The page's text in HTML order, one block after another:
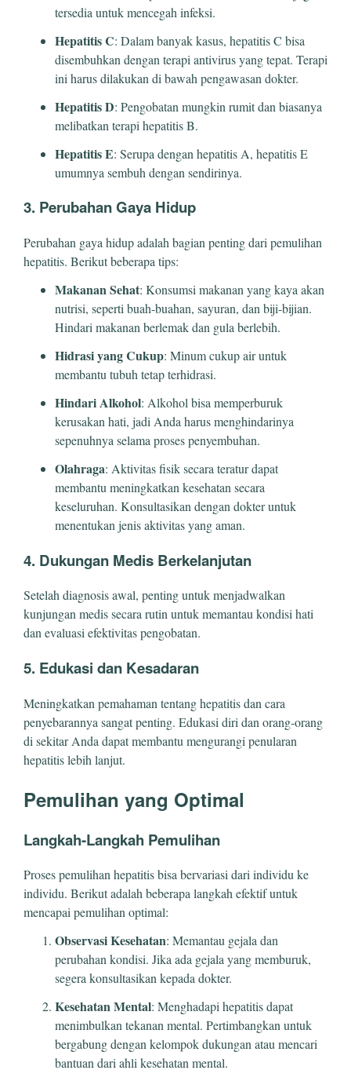
tersedia untuk mencegah infeksi.
Hepatitis C: Dalam banyak kasus, hepatitis C bisa
disembuhkan dengan terapi antivirus yang tepat. Terapi
ini harus dilakukan di bawah pengawasan dokter.
Hepatitis D: Pengobatan mungkin rumit dan biasanya
melibatkan terapi hepatitis B.
Hepatitis E: Serupa dengan hepatitis A, hepatitis E
umumnya sembuh dengan sendirinya.
3. Perubahan Gaya Hidup
Perubahan gaya hidup adalah bagian penting dari pemulihan
hepatitis. Berikut beberapa tips:
Makanan Sehat: Konsumsi makanan yang kaya akan
nutrisi, seperti buah-buahan, sayuran, dan biji-bijian.
Hindari makanan berlemak dan gula berlebih.
Hidrasi yang Cukup: Minum cukup air untuk
membantu tubuh tetap terhidrasi.
Hindari Alkohol: Alkohol bisa memperburuk
kerusakan hati, jadi Anda harus menghindarinya
sepenuhnya selama proses penyembuhan.
Olahraga: Aktivitas fisik secara teratur dapat
membantu meningkatkan kesehatan secara
keseluruhan. Konsultasikan dengan dokter untuk
menentukan jenis aktivitas yang aman.
4. Dukungan Medis Berkelanjutan
Setelah diagnosis awal, penting untuk menjadwalkan
kunjungan medis secara rutin untuk memantau kondisi hati
dan evaluasi efektivitas pengobatan.
5. Edukasi dan Kesadaran
Meningkatkan pemahaman tentang hepatitis dan cara
penyebarannya sangat penting. Edukasi diri dan orang-orang
di sekitar Anda dapat membantu mengurangi penularan
hepatitis lebih lanjut.
Pemulihan yang Optimal
Langkah-Langkah Pemulihan
Proses pemulihan hepatitis bisa bervariasi dari individu ke
individu. Berikut adalah beberapa langkah efektif untuk
mencapai pemulihan optimal:
Observasi Kesehatan: Memantau gejala dan
perubahan kondisi. Jika ada gejala yang memburuk,
segera konsultasikan kepada dokter.
Kesehatan Mental: Menghadapi hepatitis dapat
menimbulkan tekanan mental. Pertimbangkan untuk
bergabung dengan kelompok dukungan atau mencari
bantuan dari ahli kesehatan mental.